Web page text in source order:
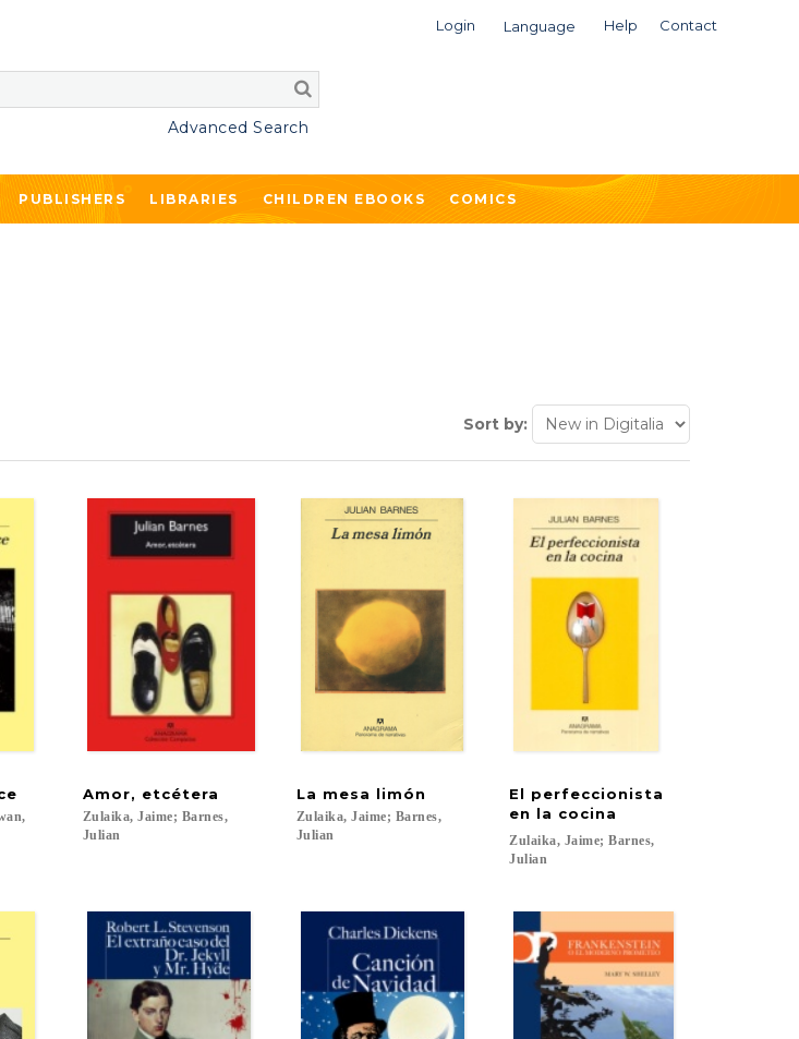
Login Language Help Contact
Advanced Search
PUBLISHERS LIBRARIES CHILDREN EBOOKS COMICS
Sort by:
Amor, etcétera
Zulaika, Jaime; Barnes,
Julian
La mesa limón
Zulaika, Jaime; Barnes,
Julian
El perfeccionista
en la cocina
Zulaika, Jaime; Barnes,
Julian